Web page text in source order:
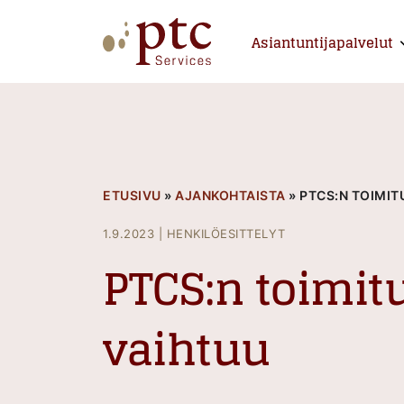
Asiantuntijapalvelut
ETUSIVU » AJANKOHTAISTA » PTCS:N
1.9.2023 HENKILÖESITTELYT
PTCS:n
vaihtuu